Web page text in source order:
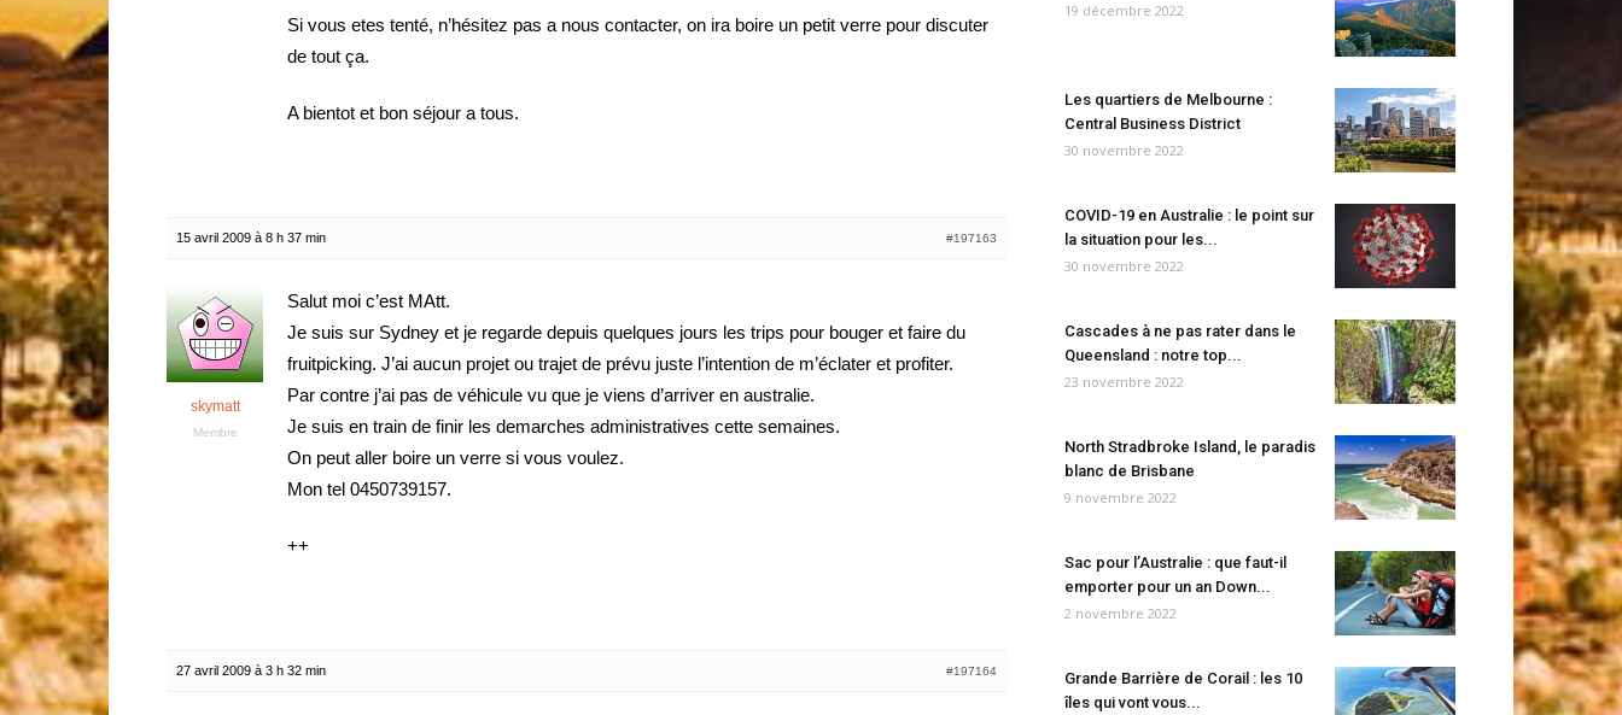
Si vous etes tenté, n’hésitez pas a nous contacter, on ira boire un petit verre pour discuter
de tout ça.
A bientot et bon séjour a tous.
15 avril 2009 à 8 h 37 min #197163
skymatt
Membre
Salut moi c’est MAtt.
Je suis sur Sydney et je regarde depuis quelques jours les trips pour bouger et faire du
fruitpicking. J’ai aucun projet ou trajet de prévu juste l’intention de m’éclater et profiter.
Par contre j’ai pas de véhicule vu que je viens d’arriver en australie.
Je suis en train de finir les demarches administratives cette semaines.
On peut aller boire un verre si vous voulez.
Mon tel 0450739157.
++
27 avril 2009 à 3 h 32 min #197164
19 décembre 2022
Les quartiers de Melbourne :
Central Business District
30 novembre 2022
COVID-19 en Australie : le point sur
la situation pour les...
30 novembre 2022
Cascades à ne pas rater dans le
Queensland : notre top...
23 novembre 2022
North Stradbroke Island, le paradis
blanc de Brisbane
9 novembre 2022
Sac pour l’Australie : que faut-il
emporter pour un an Down...
2 novembre 2022
Grande Barrière de Corail : les 10
îles qui vont vous...